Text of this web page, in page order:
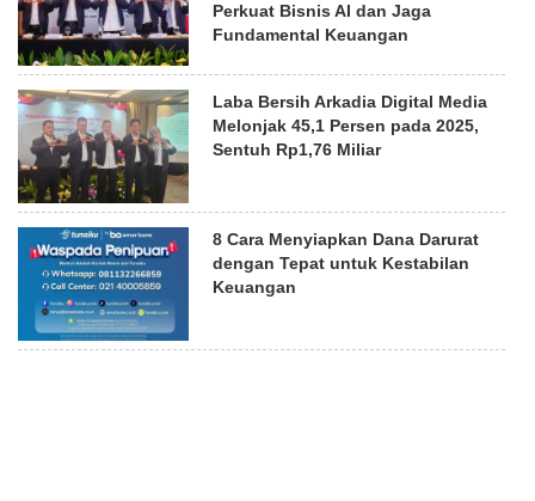
Perkuat Bisnis AI dan Jaga
Fundamental Keuangan
Laba Bersih Arkadia Digital Media
Melonjak 45,1 Persen pada 2025,
Sentuh Rp1,76 Miliar
8 Cara Menyiapkan Dana Darurat
dengan Tepat untuk Kestabilan
Keuangan